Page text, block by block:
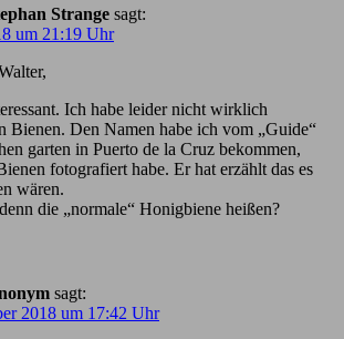
Strange sagt:
um 21:19 Uhr
Ich habe leider nicht wirklich
Bienen. Den Namen habe ich vom „Guide“
garten in Puerto de la Cruz bekommen,
fotografiert habe. Er hat erzählt das es
wären.
die „normale“ Honigbiene heißen?
sagt:
2018 um 17:42 Uhr